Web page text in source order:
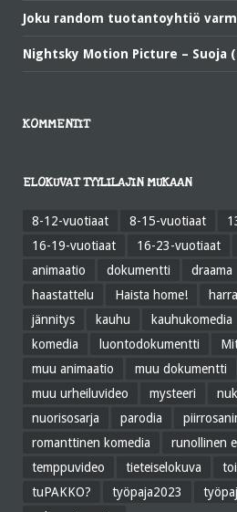
Joku random tuotantoyhtiö
Nightsky Motion Picture – Suoja
KOMMENTIT
ELOKUVAT TYYLILAJIN MUKAAN
8-12-vuotiaat 8-15-vuotiaat
16-19-vuotiaat
16-23-vuotiaat
animaatio
dokumentti draama
haastattelu
Haista home!
jännitys
kauhu kauhukomedia
komedia
luontodokumentti
muu animaatio
muu dokumentti
muu urheiluvideo
mysteeri
nuorisosarja
parodia
romanttinen komedia
runollinen
temppuvideo
tieteiselokuva
tuPAKKO?
työpaja2023